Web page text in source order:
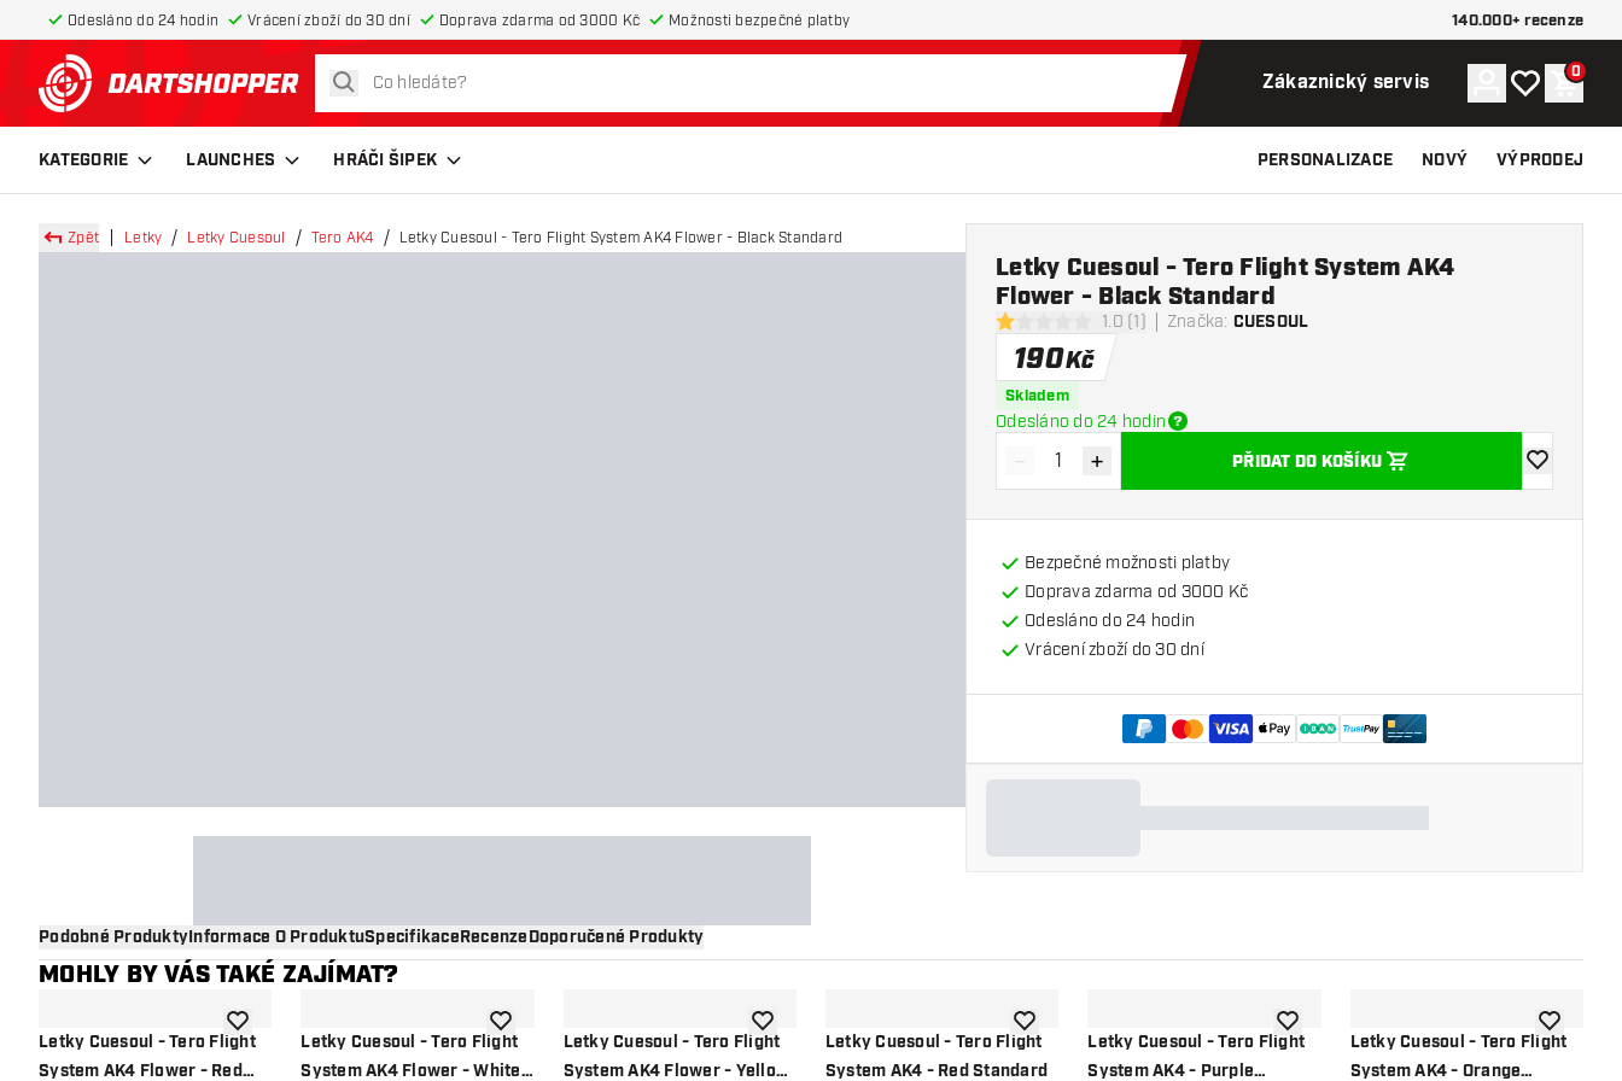
Odesláno do 24 hodin Vrácení zboží do 30 dní Doprava zdarma od 3000 Kč Možnosti bezpečné platby 140.000+ recenze
Zpět na hlavní stránku
hledat Zákaznický servis ÚčetMůj seznam
0
KATEGORIE LAUNCHES HRÁČI ŠIPEK PERSONALIZACE NOVÝ VÝPRODEJ
Zpět Letky Letky Cuesoul Tero AK4 Letky Cuesoul - Tero Flight System AK4 Flower - Black Standard
1 hodnoticí hvězdičky
1.0 (1) Značka: CUESOUL
Letky Cuesoul - Tero Flight System AK4
Flower - Black Standard
190Kč
Skladem
Odesláno do 24 hodin
Snížit množství
- Zvýšit množství
+ PŘIDAT DO KOŠÍKU
Přidat do
Bezpečné možnosti platby
Doprava zdarma od 3000 Kč
Odesláno do 24 hodin
Vrácení zboží do 30 dní
Podobné ProduktyInformace O ProduktuSpecifikaceRecenzeDoporučené Produkty
MOHLY BY VÁS TAKÉ ZAJÍMAT?
Letky Cuesoul - Tero Flight
System AK4 Flower - Red
Přidat do seznamu přání
Letky Cuesoul - Tero Flight
System AK4 Flower - White
Přidat do seznamu přání
Letky Cuesoul - Tero Flight
System AK4 Flower - Yellow
Přidat do seznamu přání
Letky Cuesoul - Tero Flight
System AK4 - Red Standard
Přidat do seznamu přání
Letky Cuesoul - Tero Flight
System AK4 - Purple
Přidat do seznamu přání
Letky Cuesoul - Tero Flight
System AK4 - Orange
Přidat do